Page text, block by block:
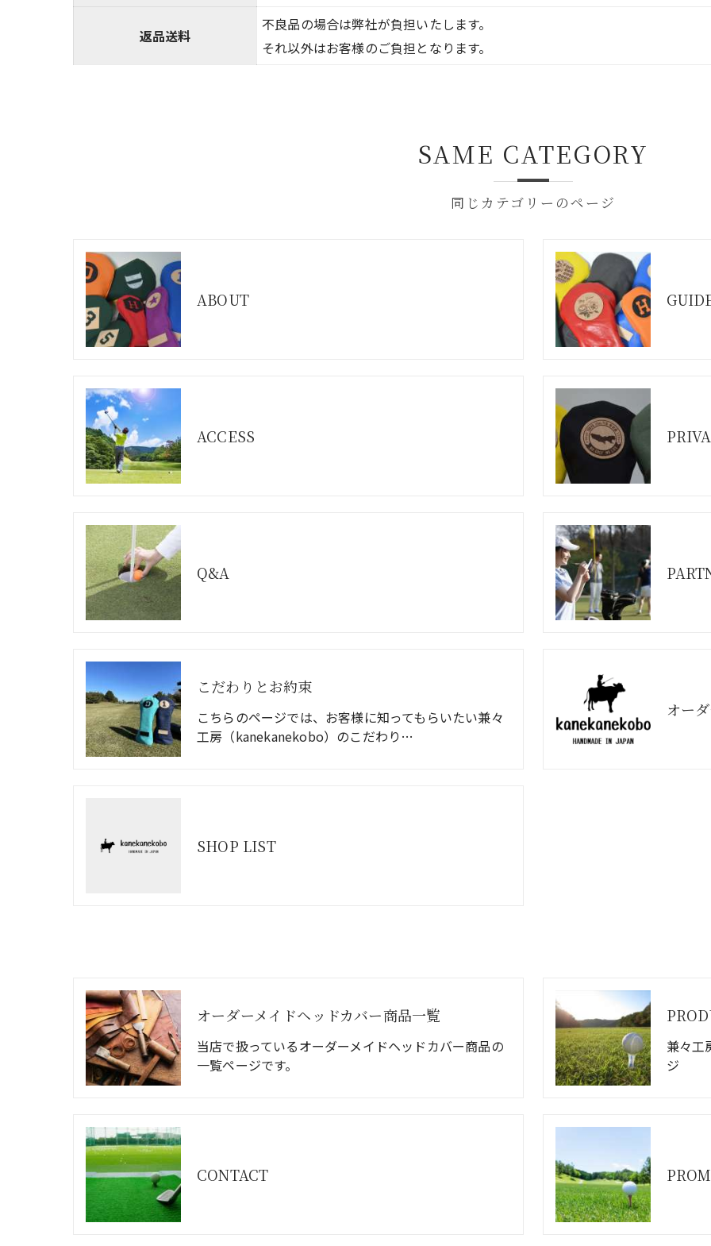
返品送料
不良品の場合は弊社が負担いたします。
それ以外はお客様のご負担となります。
同じカテゴリーのページ
SAME CATEGORY
ABOUT
ACCESS
Q&A
こだわりとお約束
こちらのページでは、お客様に知ってもらいたい兼々
工房（kanekanekobo）のこだわり…
SHOP LIST
オーダーメイドヘッドカバー商品一覧
当店で扱っているオーダーメイドヘッドカバー商品の
一覧ページです。
兼々工
ジ
CONTACT